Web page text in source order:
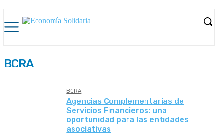
BCRA
BCRA
Agencias Complementarias de
Servicios Financieros: una
oportunidad para las entidades
asociativas